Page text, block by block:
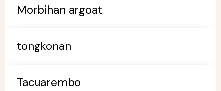
Morbihan argoat
tongkonan
Tacuarembo